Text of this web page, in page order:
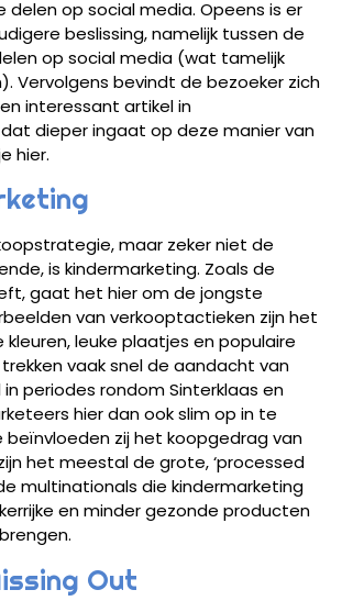
op social media. Opeens is er
beslissing, namelijk tussen de
op social media (wat tamelijk
Vervolgens bevindt de bezoeker zich
interessant artikel in
dieper ingaat op deze manier van
hier.
maar zeker niet de
is kindermarketing. Zoals de
gaat het hier om de jongste
van verkooptactieken zijn het
kleuren, leuke plaatjes en populaire
vaak snel de aandacht van
in periodes rondom Sinterklaas en
hier dan ook slim op in te
beïnvloeden zij het koopgedrag van
het meestal de grote, ‘processed
multinationals die kindermarketing
en minder gezonde producten
Out